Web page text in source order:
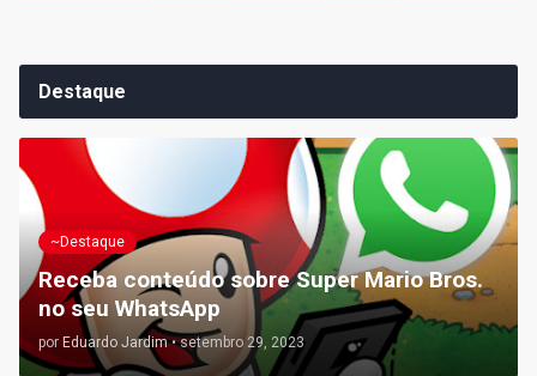
Destaque
~Destaque
Receba conteúdo sobre Super Mario Bros.
no seu WhatsApp
por Eduardo Jardim • setembro 29, 2023